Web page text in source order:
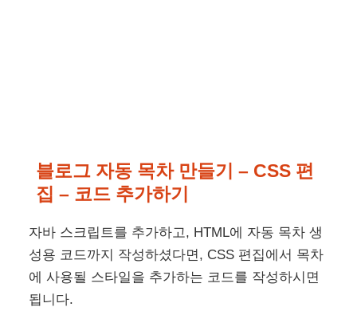
블로그 자동 목차 만들기 – CSS 편
집 – 코드 추가하기
자바 스크립트를 추가하고, HTML에 자동 목차 생
성용 코드까지 작성하셨다면, CSS 편집에서 목차
에 사용될 스타일을 추가하는 코드를 작성하시면
됩니다.